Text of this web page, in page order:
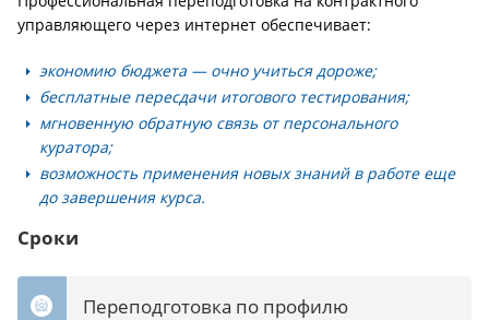
управляющего через интернет обеспечивает:
экономию бюджета — очно учиться дороже;
бесплатные пересдачи итогового тестирования;
мгновенную обратную связь от персонального
куратора;
возможность применения новых знаний в работе еще
до завершения курса.
Сроки
Переподготовка по профилю